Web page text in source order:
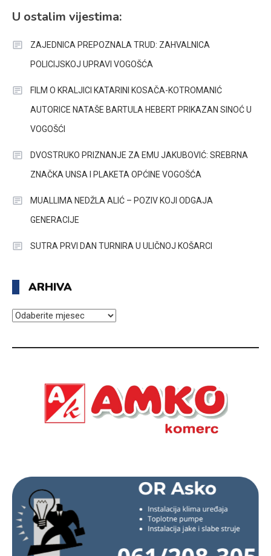
U ostalim vijestima:
ZAJEDNICA PREPOZNALA TRUD: ZAHVALNICA
POLICIJSKOJ UPRAVI VOGOŠĆA
FILM O KRALJICI KATARINI KOSAČA-KOTROMANIĆ
AUTORICE NATAŠE BARTULA HEBERT PRIKAZAN SINOĆ U
VOGOŠĆI
DVOSTRUKO PRIZNANJE ZA EMU JAKUBOVIĆ: SREBRNA
ZNAČKA UNSA I PLAKETA OPĆINE VOGOŠĆA
MUALLIMA NEDŽLA ALIĆ – POZIV KOJI ODGAJA
GENERACIJE
SUTRA PRVI DAN TURNIRA U ULIČNOJ KOŠARCI
ARHIVA
ARHIVA